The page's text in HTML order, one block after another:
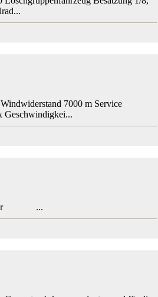
7000 m Service
Geschwindigkei...
...